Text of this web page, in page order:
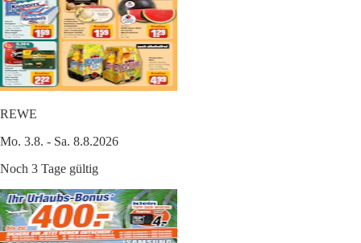
REWE
Mo. 3.8. - Sa. 8.8.2026
Noch 3 Tage gültig